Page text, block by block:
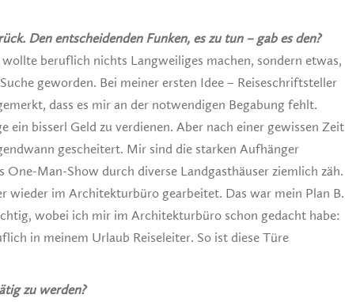
Den entscheidenden Funken, es zu tun – gab es den?
beruflich nichts Langweiliges machen, sondern etwas,
geworden. Bei meiner ersten Idee – Reiseschriftsteller
dass es mir an der notwendigen Begabung fehlt.
ein bisserl Geld zu verdienen. Aber nach einer gewissen Zeit
gescheitert. Mir sind die starken Aufhänger
One-Man-Show durch diverse Landgasthäuser ziemlich zäh.
wieder im Architekturbüro gearbeitet. Das war mein Plan B.
wobei ich mir im Architekturbüro schon gedacht habe:
in meinem Urlaub Reiseleiter. So ist diese Türe
zu werden?